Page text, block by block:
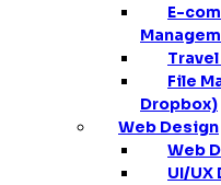
E-
File
Dropbox)
Web Design
Web
UI/UX